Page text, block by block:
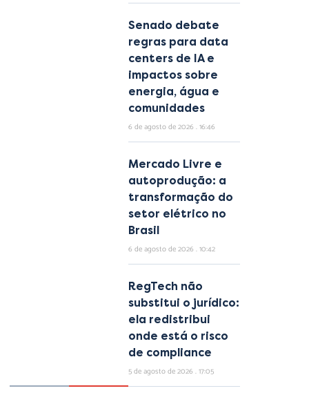
Senado debate
regras para data
centers de IA e
impactos sobre
energia, água e
comunidades
6 de agosto de 2026 16:46
Mercado Livre e
autoprodução: a
transformação do
setor elétrico no
Brasil
6 de agosto de 2026 10:42
RegTech não
substitui o jurídico:
ela redistribui
onde está o risco
de compliance
5 de agosto de 2026 17:05